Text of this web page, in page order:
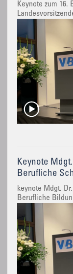
Keynote zum 16.
Keynote
Berufliche
keynote Mdgt.
Berufliche